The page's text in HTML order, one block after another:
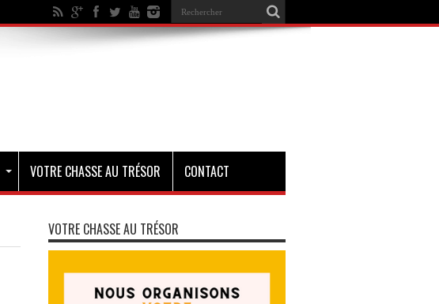
VOTRE CHASSE AU TRÉSOR CONTACT
VOTRE CHASSE AU TRÉSOR